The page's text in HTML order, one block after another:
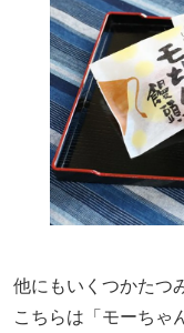
他にもいくつかたつ
こちらは「モーちゃ